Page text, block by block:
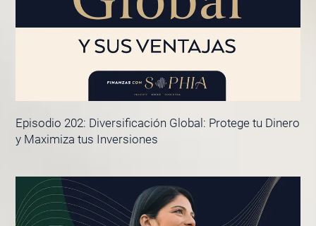
Episodio 202: Diversificación Global: Protege tu Dinero
y Maximiza tus Inversiones